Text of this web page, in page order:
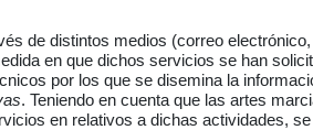
de distintos medios (correo
en que dichos servicios se han
por los que se disemina la
. Teniendo en cuenta que las artes
en relativos a dichas actividades, se